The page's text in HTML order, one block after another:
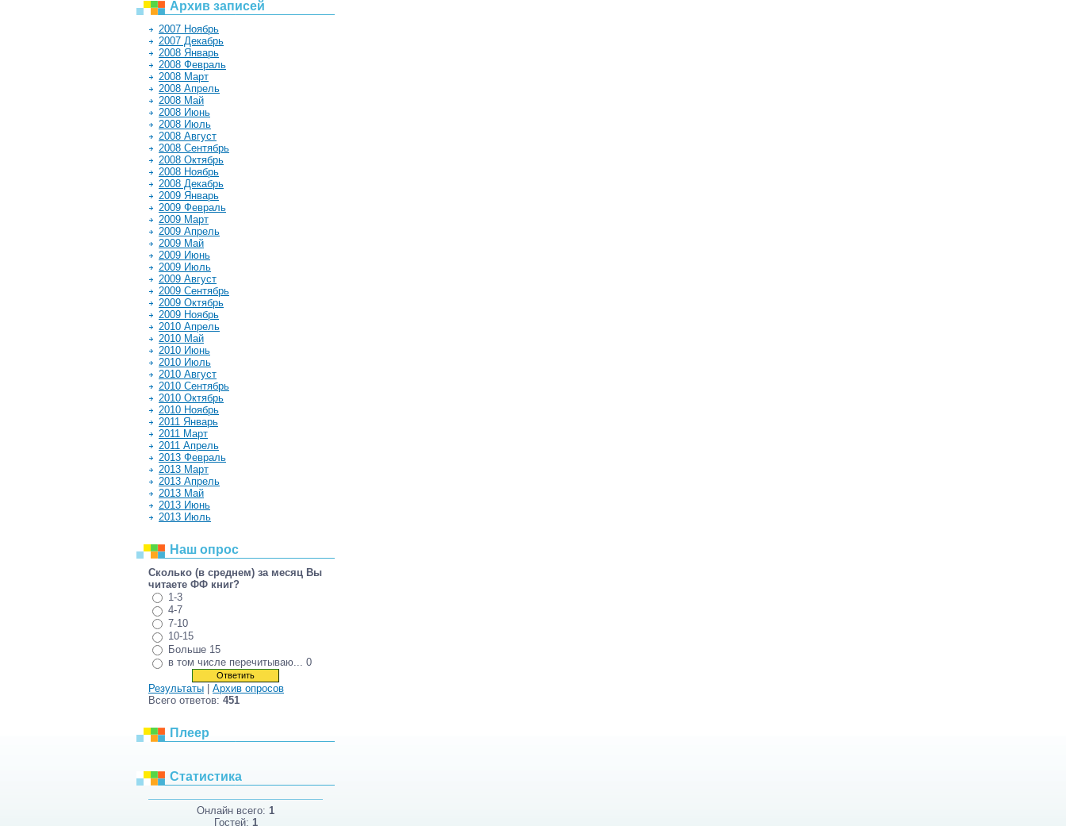
Архив записей
2007 Ноябрь
2007 Декабрь
2008 Январь
2008 Февраль
2008 Март
2008 Апрель
2008 Май
2008 Июнь
2008 Июль
2008 Август
2008 Сентябрь
2008 Октябрь
2008 Ноябрь
2008 Декабрь
2009 Январь
2009 Февраль
2009 Март
2009 Апрель
2009 Май
2009 Июнь
2009 Июль
2009 Август
2009 Сентябрь
2009 Октябрь
2009 Ноябрь
2010 Апрель
2010 Май
2010 Июнь
2010 Июль
2010 Август
2010 Сентябрь
2010 Октябрь
2010 Ноябрь
2011 Январь
2011 Март
2011 Апрель
2013 Февраль
2013 Март
2013 Апрель
2013 Май
2013 Июнь
2013 Июль
Наш опрос
Сколько (в среднем) за месяц Вы
читаете ФФ книг?
1-3
4-7
7-10
10-15
Больше 15
в том числе перечитываю... 0
Результаты
Архив опросов
Всего ответов: 451
Плеер
Статистика
Онлайн всего: 1
Гостей: 1